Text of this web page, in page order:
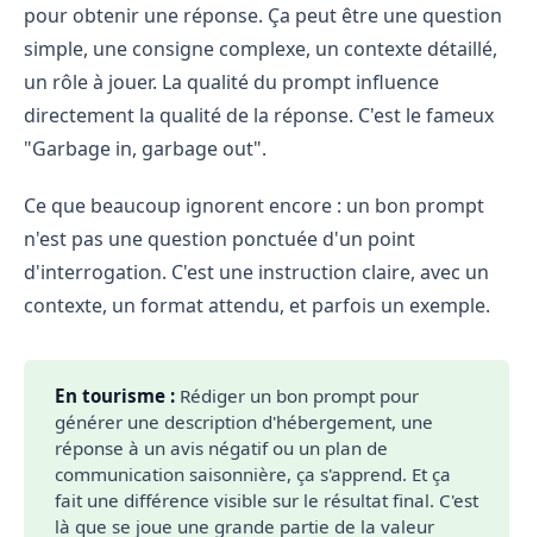
pour obtenir une réponse. Ça peut être une question
simple, une consigne complexe, un contexte détaillé,
un rôle à jouer. La qualité du prompt influence
directement la qualité de la réponse. C'est le fameux
"Garbage in, garbage out".
Ce que beaucoup ignorent encore : un bon prompt
n'est pas une question ponctuée d'un point
d'interrogation. C'est une instruction claire, avec un
contexte, un format attendu, et parfois un exemple.
En tourisme :Rédiger un bon prompt pour
générer une description d'hébergement, une
réponse à un avis négatif ou un plan de
communication saisonnière, ça s'apprend. Et ça
fait une différence visible sur le résultat final. C'est
là que se joue une grande partie de la valeur